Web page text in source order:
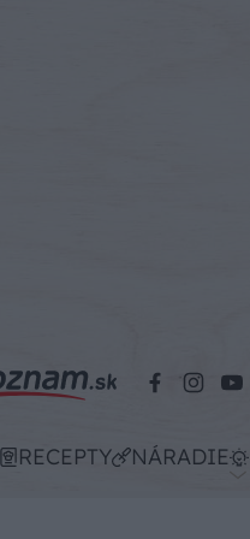
RECEPTY NÁRADIE